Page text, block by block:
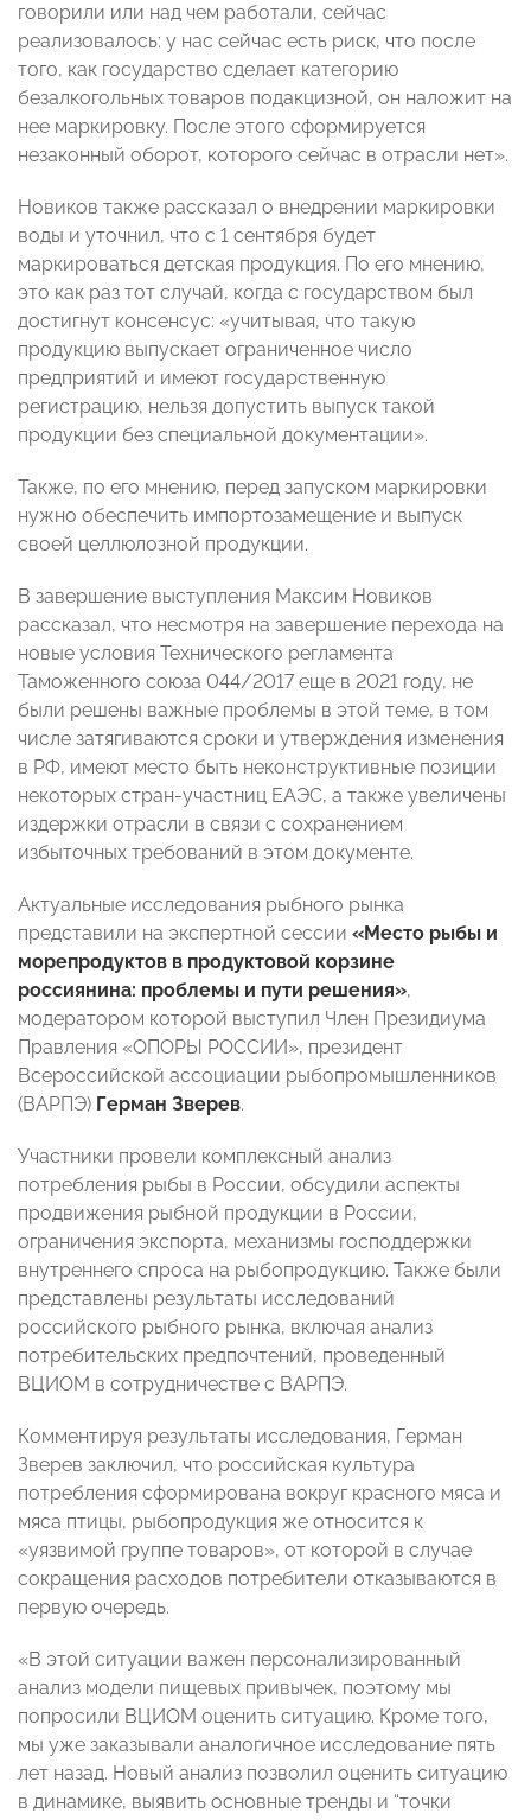
говорили или над чем работали, сейчас
реализовалось: у нас сейчас есть риск, что после
того, как государство сделает категорию
безалкогольных товаров подакцизной, он наложит на
нее маркировку. После этого сформируется
незаконный оборот, которого сейчас в отрасли нет».
Новиков также рассказал о внедрении маркировки
воды и уточнил, что с 1 сентября будет
маркироваться детская продукция. По его мнению,
это как раз тот случай, когда с государством был
достигнут консенсус: «учитывая, что такую
продукцию выпускает ограниченное число
предприятий и имеют государственную
регистрацию, нельзя допустить выпуск такой
продукции без специальной документации».
Также, по его мнению, перед запуском маркировки
нужно обеспечить импортозамещение и выпуск
своей целлюлозной продукции.
В завершение выступления Максим Новиков
рассказал, что несмотря на завершение перехода на
новые условия Технического регламента
Таможенного союза 044/2017 еще в 2021 году, не
были решены важные проблемы в этой теме, в том
числе затягиваются сроки и утверждения изменения
в РФ, имеют место быть неконструктивные позиции
некоторых стран-участниц ЕАЭС, а также увеличены
издержки отрасли в связи с сохранением
избыточных требований в этом документе.
Актуальные исследования рыбного рынка
представили на экспертной сессии «Место рыбы и
морепродуктов в продуктовой корзине
россиянина: проблемы и пути решения»,
модератором которой выступил Член Президиума
Правления «ОПОРЫ РОССИИ», президент
Всероссийской ассоциации рыбопромышленников
(ВАРПЭ) Герман Зверев.
Участники провели комплексный анализ
потребления рыбы в России, обсудили аспекты
продвижения рыбной продукции в России,
ограничения экспорта, механизмы господдержки
внутреннего спроса на рыбопродукцию. Также были
представлены результаты исследований
российского рыбного рынка, включая анализ
потребительских предпочтений, проведенный
ВЦИОМ в сотрудничестве с ВАРПЭ.
Комментируя результаты исследования, Герман
Зверев заключил, что российская культура
потребления сформирована вокруг красного мяса и
мяса птицы, рыбопродукция же относится к
«уязвимой группе товаров», от которой в случае
сокращения расходов потребители отказываются в
первую очередь.
«В этой ситуации важен персонализированный
анализ модели пищевых привычек, поэтому мы
попросили ВЦИОМ оценить ситуацию. Кроме того,
мы уже заказывали аналогичное исследование пять
лет назад. Новый анализ позволил оценить ситуацию
в динамике, выявить основные тренды и “точки